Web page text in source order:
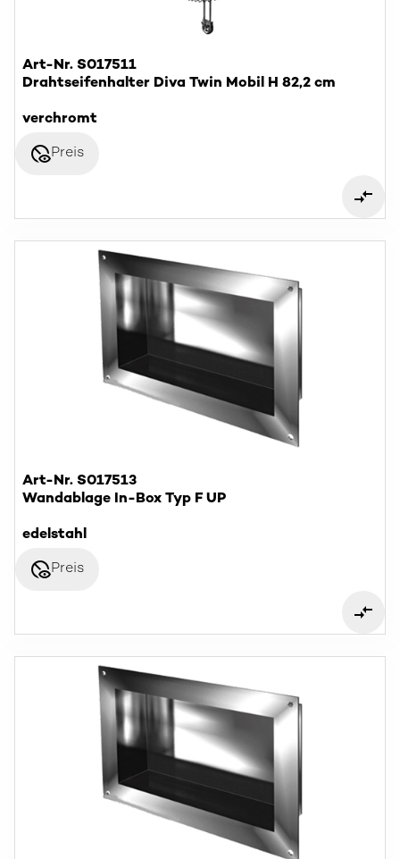
Art-Nr. S017511
Drahtseifenhalter Diva Twin Mobil H 82,2 cm
verchromt
disabled_visiblePreis
Art-Nr. S017513
Wandablage In-Box Typ F UP
edelstahl
disabled_visiblePreis